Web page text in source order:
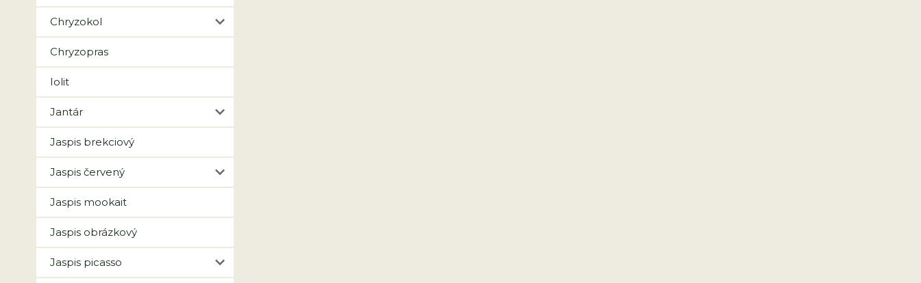
Chryzokol
Chryzopras
Iolit
Jantár
Jaspis brekciový
Jaspis červený
Jaspis mookait
Jaspis obrázkový
Jaspis picasso